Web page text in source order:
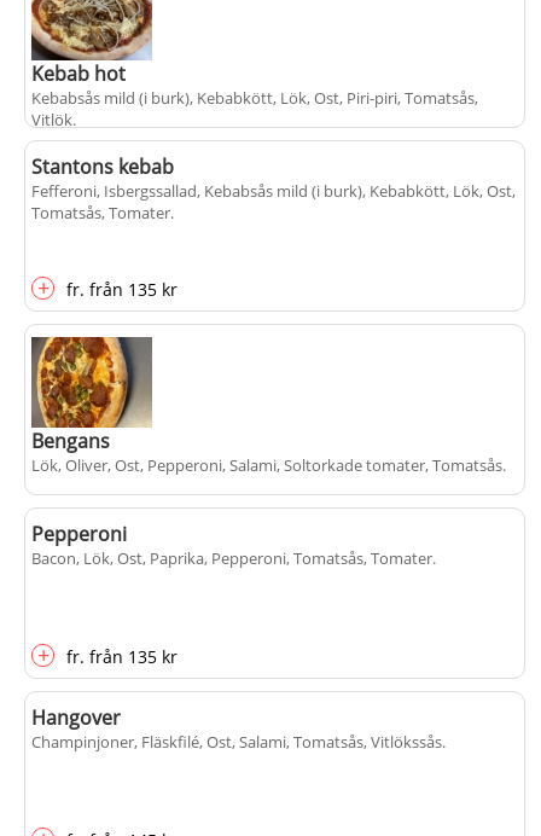
Kebab hot
Kebabsås mild (i burk), Kebabkött, Lök, Ost, Piri-piri, Tomatsås,
Vitlök.
+ fr.från130 kr
Stantons kebab
Fefferoni, Isbergssallad, Kebabsås mild (i burk), Kebabkött, Lök, Ost,
Tomatsås, Tomater.
+ fr. från 135 kr
Bengans
Lök, Oliver, Ost, Pepperoni, Salami, Soltorkade tomater, Tomatsås.
+ fr.från135 kr
Pepperoni
Bacon, Lök, Ost, Paprika, Pepperoni, Tomatsås, Tomater.
+ fr. från 135 kr
Hangover
Champinjoner, Fläskfilé, Ost, Salami, Tomatsås, Vitlökssås.